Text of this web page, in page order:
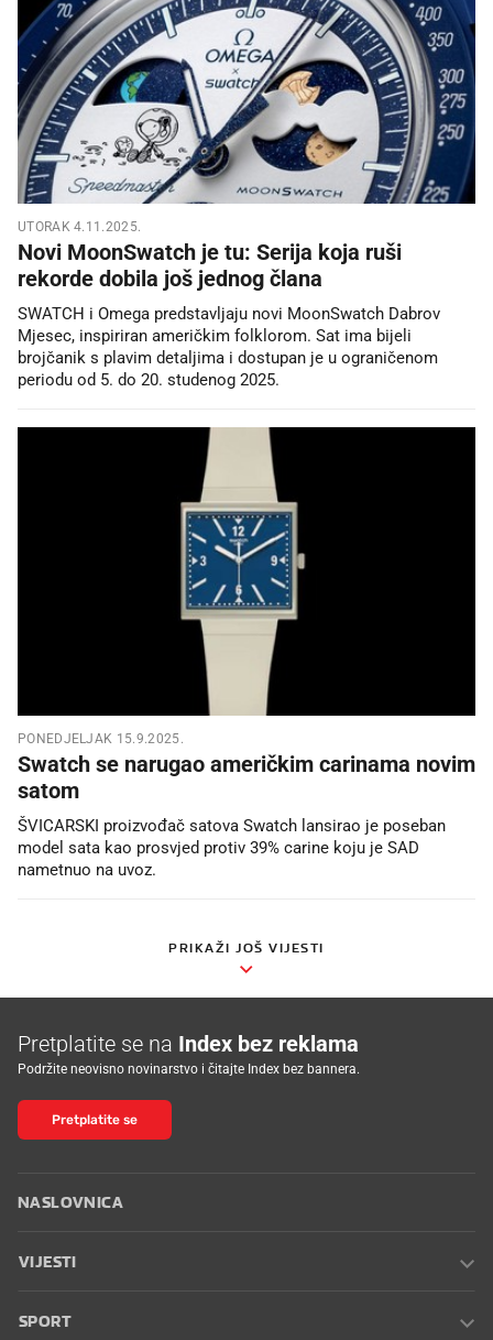
UTORAK 4.11.2025.
Novi MoonSwatch je tu: Serija koja ruši
rekorde dobila još jednog člana
SWATCH i Omega predstavljaju novi MoonSwatch Dabrov
Mjesec, inspiriran američkim folklorom. Sat ima bijeli
brojčanik s plavim detaljima i dostupan je u ograničenom
periodu od 5. do 20. studenog 2025.
PONEDJELJAK 15.9.2025.
Swatch se narugao američkim carinama novim
satom
ŠVICARSKI proizvođač satova Swatch lansirao je poseban
model sata kao prosvjed protiv 39% carine koju je SAD
nametnuo na uvoz.
PRIKAŽI JOŠ VIJESTI
Pretplatite se na Index bez reklama
Podržite neovisno novinarstvo i čitajte Index bez bannera.
Pretplatite se
NASLOVNICA
VIJESTI
SPORT